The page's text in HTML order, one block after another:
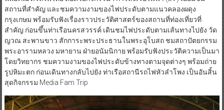
สถานที่สำคัญ และชมความงามของไฟประดับตามแนวคลองผดุง
กรุงเกษม พร้อมรับฟังเรื่องราวประวัติศาสตร์ของสถานที่ท่องเที่ยวที่
สำคัญ ก่อนขึ้นท่าเรือนครสวรรค์ เดินชมไฟประดับตามเส้นทางไปยัง วัด
ญวณ สะพานขาว สักการะพระประธานในพระอุโบสถ ชมสถาปัตยกรรม
พระอารามหลวง มหายาน ฝ่ายอนัมนิกาย พร้อมรับฟังประวัติความเป็นมา
โดยวิทยากร ชมความงามของไฟประดับข้างทางตามจุดต่างๆ พร้อมถ่าย
รูปหิมะตก ก่อนเดินทางกลับไปยัง ท่าเรือสถานีรถไฟหัวลำโพง เป็นอันสิ้น
สุดกิจกรรม Media Fam Trip